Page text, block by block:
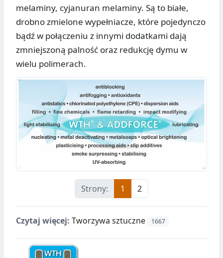
melaminy, cyjanuran melaminy. Są to białe,
drobno zmielone wypełniacze, które pojedynczo
bądź w połączeniu z innymi dodatkami dają
zmniejszoną palność oraz redukcję dymu w
wielu polimerach.
Strony: 1 2
Czytaj więcej: Tworzywa sztuczne 1667